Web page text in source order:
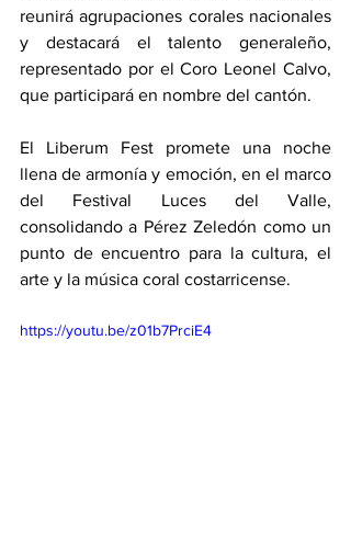
reunirá agrupaciones corales nacionales
y destacará el talento generaleño,
representado por el Coro Leonel Calvo,
que participará en nombre del cantón.
El Liberum Fest promete una noche
llena de armonía y emoción, en el marco
del Festival Luces del Valle,
consolidando a Pérez Zeledón como un
punto de encuentro para la cultura, el
arte y la música coral costarricense.
https://youtu.be/z01b7PrciE4